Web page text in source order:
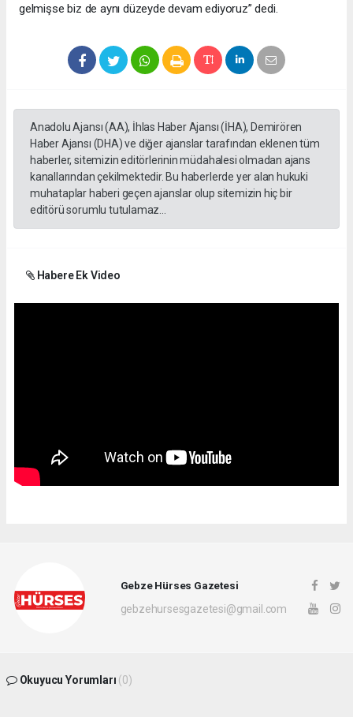
gelmişse biz de aynı düzeyde devam ediyoruz” dedi.
Anadolu Ajansı (AA), İhlas Haber Ajansı (İHA), Demirören
Haber Ajansı (DHA) ve diğer ajanslar tarafından eklenen tüm
haberler, sitemizin editörlerinin müdahalesi olmadan ajans
kanallarından çekilmektedir. Bu haberlerde yer alan hukuki
muhataplar haberi geçen ajanslar olup sitemizin hiç bir
editörü sorumlu tutulamaz...
Habere Ek Video
Gebze Hürses Gazetesi
gebzehursesgazetesi@gmail.com
Okuyucu Yorumları (0)